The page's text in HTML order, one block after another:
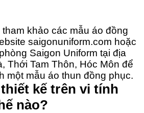
khảo các mẫu áo đồng
saigonuniform.com hoặc
Saigon Uniform tại địa
Thới Tam Thôn, Hóc Môn để
một mẫu áo thun đồng phục.
kế trên vi tính
nào?